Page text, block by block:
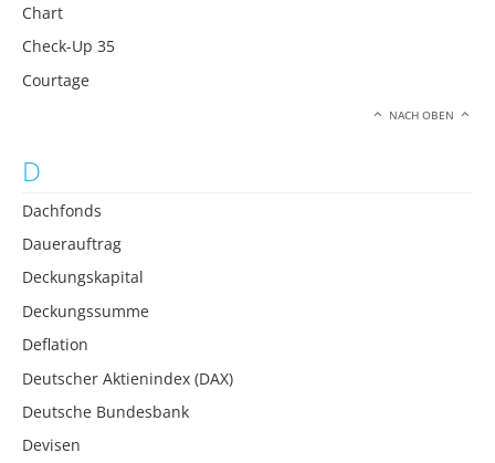
Chart
Check-Up 35
Courtage
NACH OBEN
D
Dachfonds
Dauerauftrag
Deckungskapital
Deckungssumme
Deflation
Deutscher Aktienindex (DAX)
Deutsche Bundesbank
Devisen